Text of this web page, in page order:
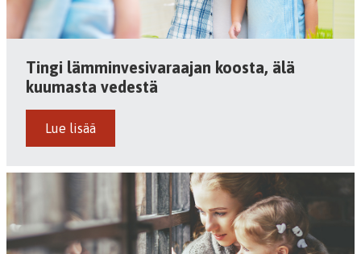
Tingi lämminvesivaraajan koosta, älä
kuumasta vedestä
Lue lisää